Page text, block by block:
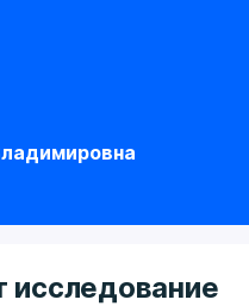
исследование